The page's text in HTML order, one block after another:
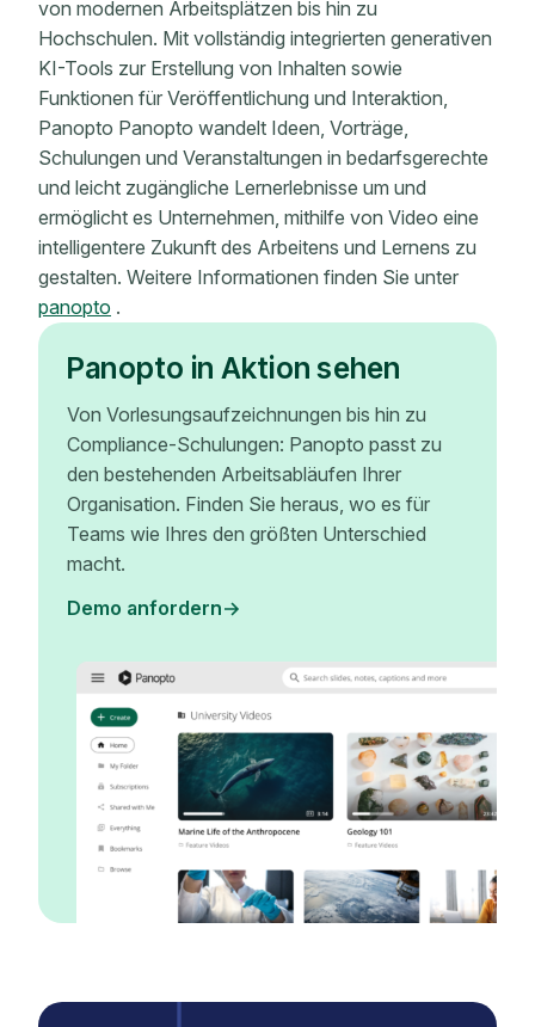
von modernen Arbeitsplätzen bis hin zu
Hochschulen. Mit vollständig integrierten generativen
KI-Tools zur Erstellung von Inhalten sowie
Funktionen für Veröffentlichung und Interaktion,
Panopto Panopto wandelt Ideen, Vorträge,
Schulungen und Veranstaltungen in bedarfsgerechte
und leicht zugängliche Lernerlebnisse um und
ermöglicht es Unternehmen, mithilfe von Video eine
intelligentere Zukunft des Arbeitens und Lernens zu
gestalten. Weitere Informationen finden Sie unter
panopto .
Panopto in Aktion sehen
Von Vorlesungsaufzeichnungen bis hin zu
Compliance-Schulungen: Panopto passt zu
den bestehenden Arbeitsabläufen Ihrer
Organisation. Finden Sie heraus, wo es für
Teams wie Ihres den größten Unterschied
macht.
Demo anfordern